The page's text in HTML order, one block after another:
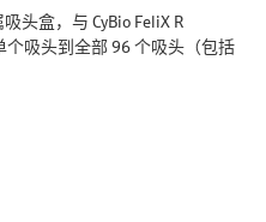
头盒，与 CyBio FeliX R
吸头到全部 96 个吸头（包括